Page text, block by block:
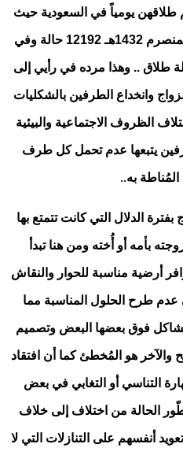
أن 33 امرأة يتم طلاقهن يومياً في السعودية حيث
بلغت حالات الطلاق في العام المنصرم 1432هـ 12192 حالة وفي
3000 ألاف حالة طلاق .. وهذا مرده في رأيي إلى
وانخداع الطرفين بالشكليات
الظروف الاجتماعية والبيئية
يتبعها عدم تحمل كل طرف
المُناطة به..
بفترة الدلال التي كانت تتمتع بها
بأمه أو أُخته ومن هنا تبدأ
أرضية مناسبة للحوار والنقاش
عدم طرح الحلول المناسبة مما
فوق بعضها البعض وتصميم
والآخر هو المُخطئ كما أن افتقاد
التناسي أو التغابي في بعض
الحالة من اختلاف إلى خلاف
أنفسهم على التنازلات التي لا